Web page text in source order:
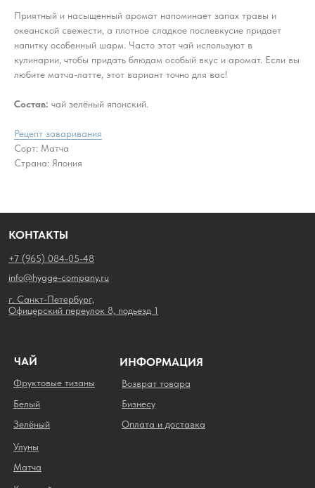
Приятный и насыщенный аромат напоминает запах травы и
океанской свежести, а плотное сладкое послевкусие придает
напитку особенный шарм. Часто этот чай используют в
кулинарии, чтобы придать блюдам особый вкус и аромат. Если вы
любите матча-латте, этот вариант точно для вас!
Состав: чай зелёный японский.
Рецепт заваривания
Сорт: Матча
Страна: Япония
ЧАЙ
Фруктовые тизаны
Матча
Улуны
Зелёный
Белый
ИНФОРМАЦИЯ
Оплата и доставка
Возврат товара
Бизнесу
КОНТАКТЫ
г. Санкт-Петербург,
Офицерский переулок 8, подьезд 1
info@hygge-company.ru
+7 (965) 084-05-48